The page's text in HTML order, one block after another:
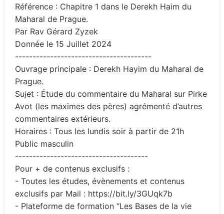
Référence : Chapitre 1 dans le Derekh Haim du
Maharal de Prague.
Par Rav Gérard Zyzek
Donnée le 15 Juillet 2024
---------------------------------------
Ouvrage principale : Derekh Hayim du Maharal de
Prague.
Sujet : Étude du commentaire du Maharal sur Pirke
Avot (les maximes des pères) agrémenté d’autres
commentaires extérieurs.
Horaires : Tous les lundis soir à partir de 21h
Public masculin
--------------------------------------
Pour + de contenus exclusifs :
- Toutes les études, évènements et contenus
exclusifs par Mail : https://bit.ly/3GUqk7b
- Plateforme de formation “Les Bases de la vie